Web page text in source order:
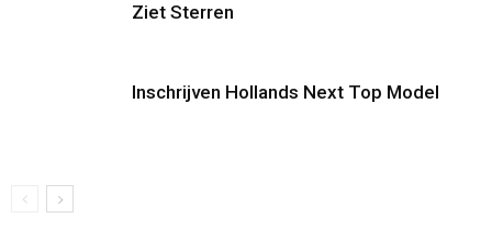
Ziet Sterren
Inschrijven Hollands Next Top Model